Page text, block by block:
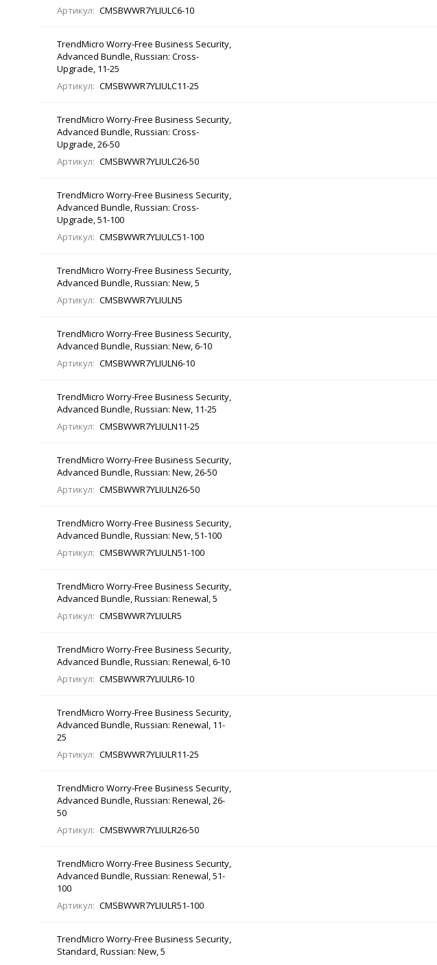
Артикул: CMSBWWR7YLIULC6-10
TrendMicro Worry-Free Business Security,
Advanced Bundle, Russian: Cross-
Upgrade, 11-25
Артикул: CMSBWWR7YLIULC11-25
TrendMicro Worry-Free Business Security,
Advanced Bundle, Russian: Cross-
Upgrade, 26-50
Артикул: CMSBWWR7YLIULC26-50
TrendMicro Worry-Free Business Security,
Advanced Bundle, Russian: Cross-
Upgrade, 51-100
Артикул: CMSBWWR7YLIULC51-100
TrendMicro Worry-Free Business Security,
Advanced Bundle, Russian: New, 5
Артикул: CMSBWWR7YLIULN5
TrendMicro Worry-Free Business Security,
Advanced Bundle, Russian: New, 6-10
Артикул: CMSBWWR7YLIULN6-10
TrendMicro Worry-Free Business Security,
Advanced Bundle, Russian: New, 11-25
Артикул: CMSBWWR7YLIULN11-25
TrendMicro Worry-Free Business Security,
Advanced Bundle, Russian: New, 26-50
Артикул: CMSBWWR7YLIULN26-50
TrendMicro Worry-Free Business Security,
Advanced Bundle, Russian: New, 51-100
Артикул: CMSBWWR7YLIULN51-100
TrendMicro Worry-Free Business Security,
Advanced Bundle, Russian: Renewal, 5
Артикул: CMSBWWR7YLIULR5
TrendMicro Worry-Free Business Security,
Advanced Bundle, Russian: Renewal, 6-10
Артикул: CMSBWWR7YLIULR6-10
TrendMicro Worry-Free Business Security,
Advanced Bundle, Russian: Renewal, 11-
25
Артикул: CMSBWWR7YLIULR11-25
TrendMicro Worry-Free Business Security,
Advanced Bundle, Russian: Renewal, 26-
50
Артикул: CMSBWWR7YLIULR26-50
TrendMicro Worry-Free Business Security,
Advanced Bundle, Russian: Renewal, 51-
100
Артикул: CMSBWWR7YLIULR51-100
TrendMicro Worry-Free Business Security,
Standard, Russian: New, 5